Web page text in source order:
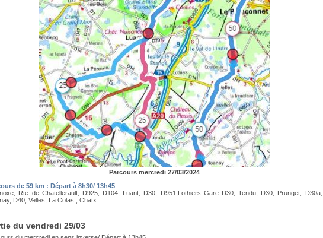
Parcours mercredi 27/03/2024
de 59 km : Départ à 8h30/ 13h45
Rte de Chatellerault, D925, D104, Luant, D30, D951,Lothiers Gare D30, Tendu, D30, Prunget, D30a,
D40, Velles, La Colas , Chatx
du vendredi 29/03